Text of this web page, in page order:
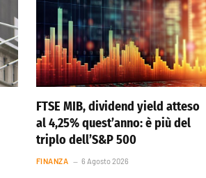
FTSE MIB, dividend yield atteso
al 4,25% quest’anno: è più del
triplo dell’S&P 500
FINANZA 6 Agosto 2026